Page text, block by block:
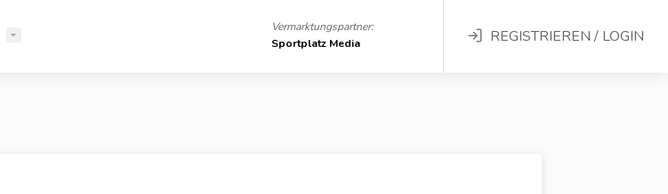
Vermarktungspartner:
Sportplatz Media
REGISTRIEREN / LOGIN